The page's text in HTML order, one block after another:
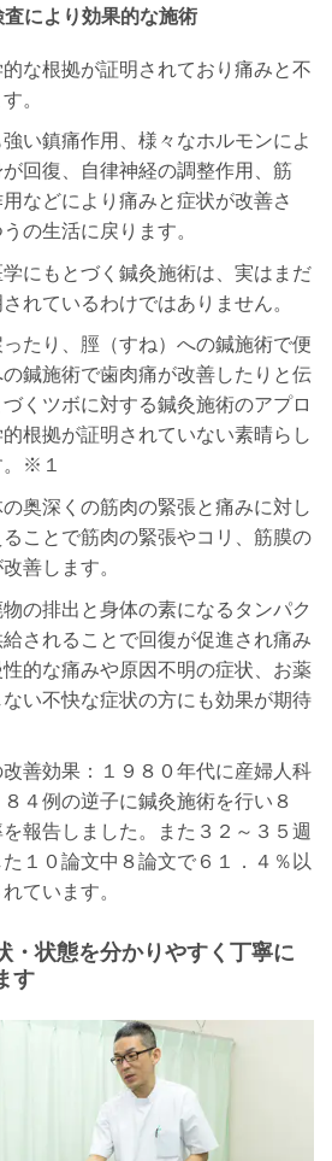
査により効果的な施術
な根拠が証明されており痛みと不
。
い鎮痛作用、様々なホルモンによ
回復、自律神経の調整作用、筋
などにより痛みと症状が改善さ
の生活に戻ります。
にもとづく鍼灸施術は、実はまだ
れているわけではありません。
たり、脛（すね）への鍼施術で便
鍼施術で歯肉痛が改善したりと伝
くツボに対する鍼灸施術のアプロ
根拠が証明されていない素晴らし
。※１
奥深くの筋肉の緊張と痛みに対し
ことで筋肉の緊張やコリ、筋膜の
善します。
の排出と身体の素になるタンパク
されることで回復が促進され痛み
的な痛みや原因不明の症状、お薬
い不快な症状の方にも効果が期待
善効果：１９８０年代に産婦人科
４例の逆子に鍼灸施術を行い８
報告しました。また３２～３５週
１０論文中８論文で６１．４％以
ています。
・状態を分かりやすく丁寧に
す